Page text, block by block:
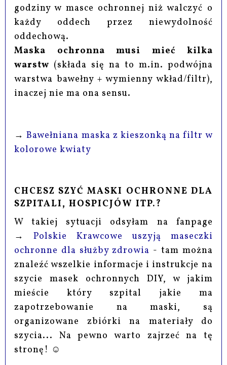
godziny w masce ochronnej niż walczyć o
każdy oddech przez niewydolność
oddechową.
Maska ochronna musi mieć kilka
warstw (składa się na to m.in. podwójna
warstwa bawełny + wymienny wkład/filtr),
inaczej nie ma ona sensu.
→Bawełniana maska z kieszonką na filtr w
kolorowe kwiaty
CHCESZ SZYĆ MASKI OCHRONNE DLA
SZPITALI, HOSPICJÓW ITP.?
W takiej sytuacji odsyłam na fanpage
→Polskie Krawcowe uszyją maseczki
ochronne dla służby zdrowia - tam można
znaleźć wszelkie informacje i instrukcje na
szycie masek ochronnych DIY, w jakim
mieście który szpital jakie ma
zapotrzebowanie na maski, są
organizowane zbiórki na materiały do
szycia... Na pewno warto zajrzeć na tę
stronę! ☺